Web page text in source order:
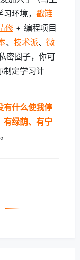
环境， 戳链
修 + 编程项目
、 技术派、 微
密圈子，你可
制定学习计
有什么使我停
绿荫、有宁